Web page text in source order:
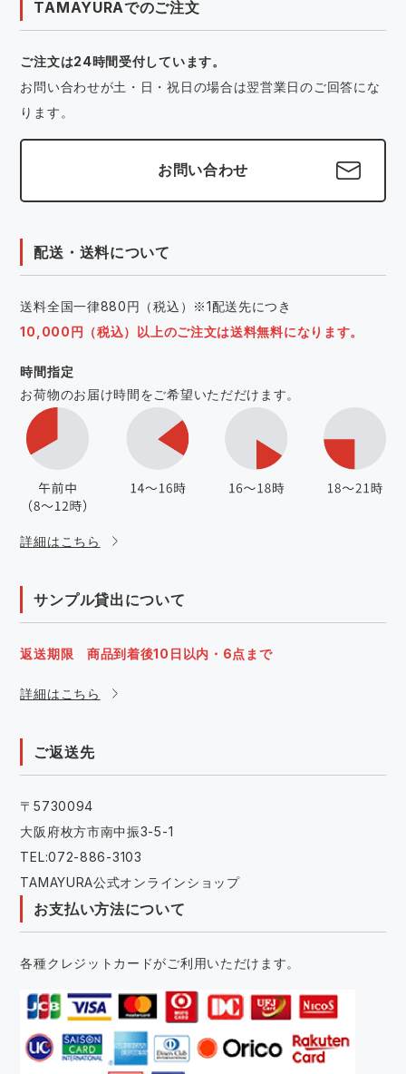
TAMAYURAでのご注文
ご注文は24時間受付しています。
お問い合わせが土・日・祝日の場合は翌営業日のご回答にな
ります。
お問い合わせ
配送・送料について
送料全国一律880円（税込）※1配送先につき
10,000円（税込）以上のご注文は送料無料になります。
時間指定
お荷物のお届け時間をご希望いただだけます。
詳細はこちら
サンプル貸出について
返送期限 商品到着後10日以内・6点まで
詳細はこちら
ご返送先
〒5730094
大阪府枚方市南中振3-5-1
TEL:072-886-3103
TAMAYURA公式オンラインショップ
お支払い方法について
各種クレジットカードがご利用いただけます。